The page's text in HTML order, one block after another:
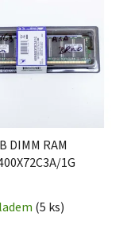
DIMM RAM
1G
(5 ks)